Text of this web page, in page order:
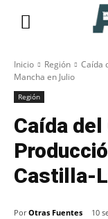
Inicio Región
Caída
Mancha en Julio
Región
Caída del
Castilla-
Por Otras Fuentes 10